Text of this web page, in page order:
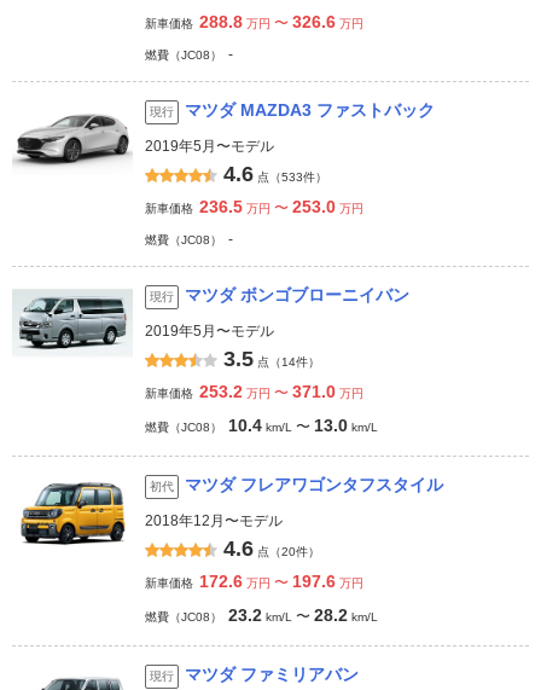
新車価格 288.8 万円 〜 326.6 万円
燃費（JC08） -
現行 マツダ MAZDA3 ファストバック
2019年5月〜モデル
4.6 点（533件）
新車価格 236.5 万円 〜 253.0 万円
燃費（JC08） -
現行 マツダ ボンゴブローニイバン
2019年5月〜モデル
3.5 点（14件）
新車価格 253.2 万円 〜 371.0 万円
燃費（JC08） 10.4 km/L 〜 13.0 km/L
初代 マツダ フレアワゴンタフスタイル
2018年12月〜モデル
4.6 点（20件）
新車価格 172.6 万円 〜 197.6 万円
燃費（JC08） 23.2 km/L 〜 28.2 km/L
現行 マツダ ファミリアバン